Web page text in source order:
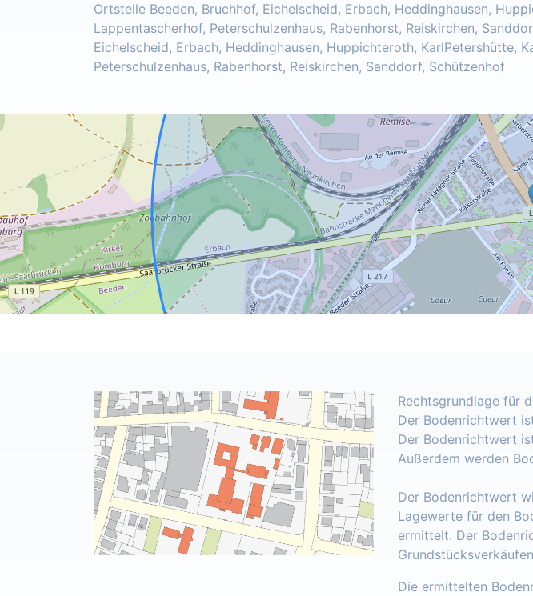
Ortsteile Beeden, Bruchhof, Eichelscheid, Erbach, Heddinghausen,
Lappentascherhof, Peterschulzenhaus, Rabenhorst, Reiskirchen,
Eichelscheid, Erbach, Heddinghausen, Huppichteroth, KarlPetershütte,
Peterschulzenhaus, Rabenhorst, Reiskirchen, Sanddorf, Schützenhof
Rechtsgrundlage für
Der Bodenrichtwert
Der Bodenrichtwert
Außerdem werden
Der Bodenrichtwert
Lagewerte für den
ermittelt. Der
Die ermittelten